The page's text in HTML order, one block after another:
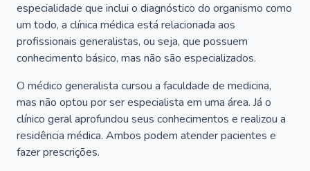
especialidade que inclui o diagnóstico do organismo como
um todo, a clínica médica está relacionada aos
profissionais generalistas, ou seja, que possuem
conhecimento básico, mas não são especializados.
O médico generalista cursou a faculdade de medicina,
mas não optou por ser especialista em uma área. Já o
clínico geral aprofundou seus conhecimentos e realizou a
residência médica. Ambos podem atender pacientes e
fazer prescrições.